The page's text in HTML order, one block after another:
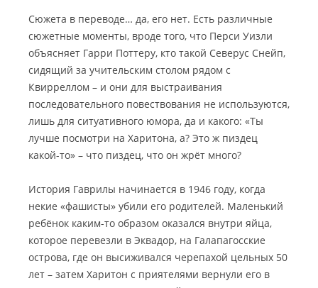
Сюжета в переводе… да, его нет. Есть различные
сюжетные моменты, вроде того, что Перси Уизли
объясняет Гарри Поттеру, кто такой Северус Снейп,
сидящий за учительским столом рядом с
Квирреллом – и они для выстраивания
последовательного повествования не используются,
лишь для ситуативного юмора, да и какого: «Ты
лучше посмотри на Харитона, а? Это ж пиздец
какой-то» – что пиздец, что он жрёт много?
История Гаврилы начинается в 1946 году, когда
некие «фашисты» убили его родителей. Маленький
ребёнок каким-то образом оказался внутри яйца,
которое перевезли в Эквадор, на Галапагосские
острова, где он высиживался черепахой цельных 50
лет – затем Харитон с приятелями вернули его в